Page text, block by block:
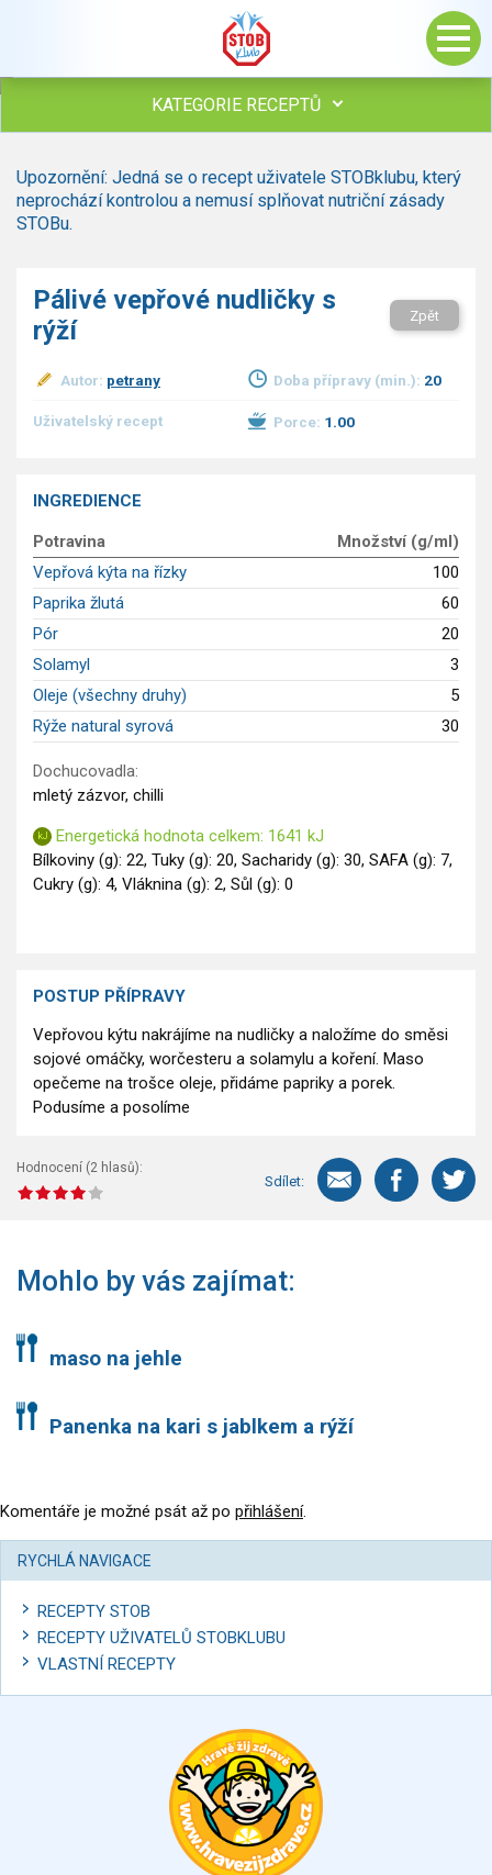
KATEGORIE RECEPTŮ
Polévky
Studená kuchyně
hovězí, telecí
vepřové
ryby
ostatní maso
Bezmasé a zeleninové
Sladké pokrmy
Dezerty
Nápoje
Ostatní
Dětské recepty
GLP-1 recepty
Upozornění: Jedná se o recept uživatele STOBklubu, který
neprochází kontrolou a nemusí splňovat nutriční zásady
STOBu.
Pálivé vepřové nudličky s
rýží
Zpět
Autor: petrany Doba přípravy (min.): 20
Uživatelský recept Porce: 1.00
INGREDIENCE
Potravina
Množství (g/ml)
Vepřová kýta na řízky
100
Paprika žlutá
60
Pór
20
Solamyl
3
Oleje (všechny druhy)
5
Rýže natural syrová
30
Dochucovadla:
mletý zázvor, chilli
Energetická hodnota celkem: 1641 kJ
Bílkoviny (g): 22, Tuky (g): 20, Sacharidy (g): 30, SAFA (g): 7,
Cukry (g): 4, Vláknina (g): 2, Sůl (g): 0
POSTUP PŘÍPRAVY
Vepřovou kýtu nakrájíme na nudličky a naložíme do směsi
sojové omáčky, worčesteru a solamylu a koření. Maso
opečeme na trošce oleje, přidáme papriky a porek.
Podusíme a posolíme
Hodnocení (2 hlasů):
Sdílet:
Mohlo by vás zajímat:
maso na jehle
Panenka na kari s jablkem a rýží
Komentáře je možné psát až po přihlášení.
RYCHLÁ NAVIGACE
RECEPTY STOB
RECEPTY UŽIVATELŮ STOBKLUBU
VLASTNÍ RECEPTY